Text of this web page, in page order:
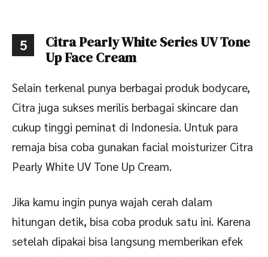
5
Citra Pearly White Series UV Tone
Up Face Cream
Selain terkenal punya berbagai produk bodycare,
Citra juga sukses merilis berbagai skincare dan
cukup tinggi peminat di Indonesia. Untuk para
remaja bisa coba gunakan facial moisturizer Citra
Pearly White UV Tone Up Cream.
Jika kamu ingin punya wajah cerah dalam
hitungan detik, bisa coba produk satu ini. Karena
setelah dipakai bisa langsung memberikan efek